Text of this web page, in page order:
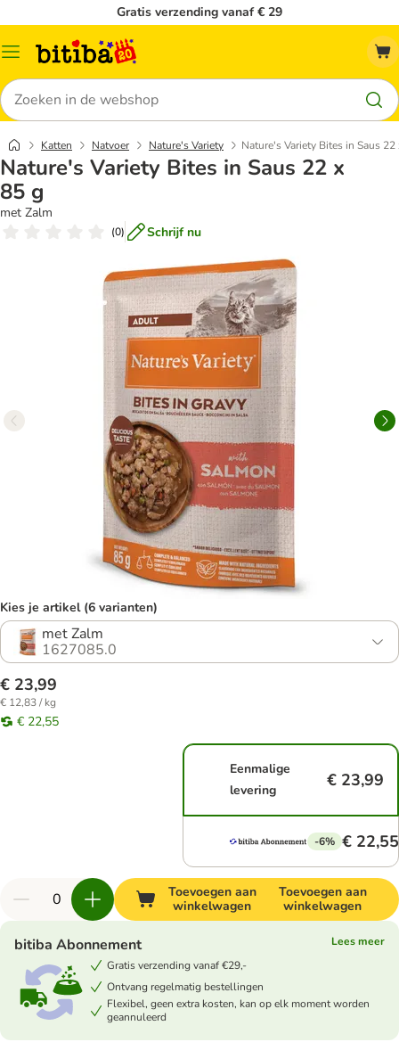
Gratis verzending vanaf € 29
Catalogusmenu
Zoeken
Katten Natvoer Nature's Variety Nature's Variety Bites in Saus 22
Nature's Variety Bites in Saus 22 x
85 g
met Zalm
(0) Schrijf nu
Kies je artikel (6 varianten)
met Zalm
1627085.0
€ 23,99
€ 12,83 / kg
€ 22,55
Eenmalige
levering
€ 23,99
-6% € 22,55
Toevoegen aan
winkelwagen
Toevoegen aan
winkelwagen
bitiba Abonnement
Lees meer
Gratis verzending vanaf €29,-
Ontvang regelmatig bestellingen
Flexibel, geen extra kosten, kan op elk moment worden
geannuleerd